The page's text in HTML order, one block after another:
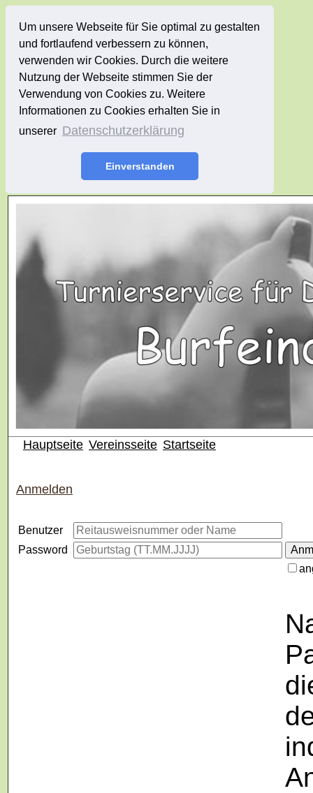
Um unsere Webseite für Sie optimal zu gestalten
und fortlaufend verbessern zu können,
verwenden wir Cookies. Durch die weitere
Nutzung der Webseite stimmen Sie der
Verwendung von Cookies zu. Weitere
Informationen zu Cookies erhalten Sie in
unserer Datenschutzerklärung
Einverstanden
Hauptseite Vereinsseite Startseite
Anmelden
Benutzer
Password